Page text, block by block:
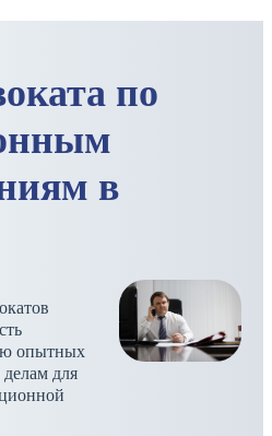
по
в
опытных
для